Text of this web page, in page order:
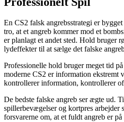
En CS2 falsk angrebsstrategi er
tro, at et angreb kommer mod et
er planlagt et andet sted. Hold bruger
lydeffekter til at sælge det falske
Professionelle hold bruger meget tid
moderne CS2 er information ekstremt
kontrollerer information, kontrollerer
De bedste falske angreb ser ægte ud.
spillerbevægelser og kortpres arbejder
forsvarerne om, at et fuldt angreb er på